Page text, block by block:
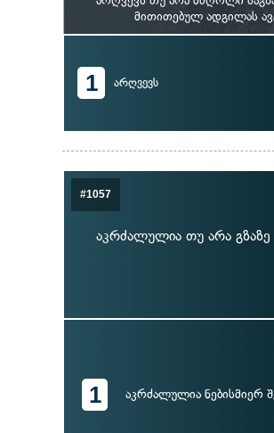
მითითებულ ადგილას
1 არღვევს
#1057
აკრძალულია თუ არა
1 აკრძალულია ნებისმიერ